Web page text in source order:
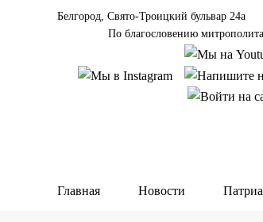
Белгород, Свято-Троицкий бульвар 24а
По благословению
Главная Новости